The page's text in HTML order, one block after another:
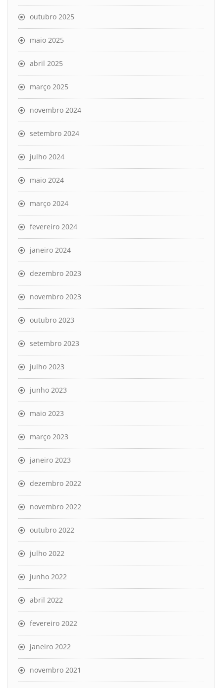
outubro 2025
maio 2025
abril 2025
março 2025
novembro 2024
setembro 2024
julho 2024
maio 2024
março 2024
fevereiro 2024
janeiro 2024
dezembro 2023
novembro 2023
outubro 2023
setembro 2023
julho 2023
junho 2023
maio 2023
março 2023
janeiro 2023
dezembro 2022
novembro 2022
outubro 2022
julho 2022
junho 2022
abril 2022
fevereiro 2022
janeiro 2022
novembro 2021